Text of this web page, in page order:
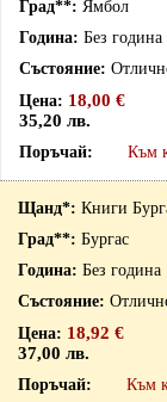
Ямбол
Без година
18,00 €
35,20 лв.
Към
Книги
Бургас
Без година
18,92 €
37,00 лв.
Към